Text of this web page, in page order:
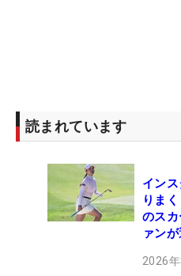
読まれています
イン
りま
のス
ァン
2026